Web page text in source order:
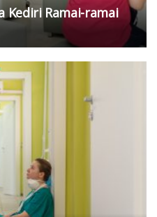
Kediri Ramai-ramai